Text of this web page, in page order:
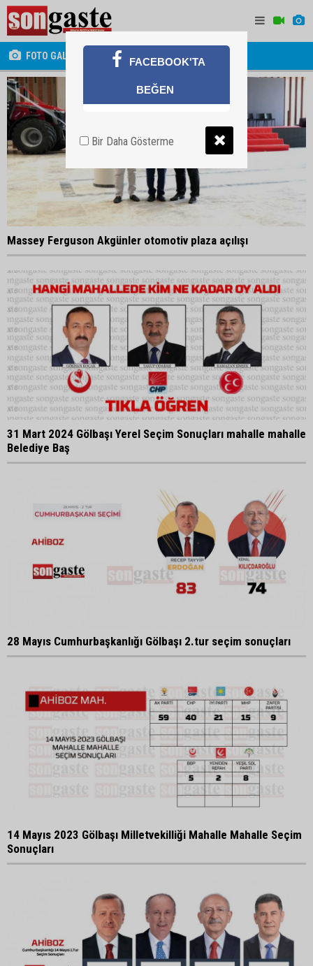
FOTO GALERİ
Massey Ferguson Akgünler otomotiv plaza açılışı
31 Mart 2024 Gölbaşı Yerel Seçim Sonuçları mahalle mahalle
Belediye Baş
28 Mayıs Cumhurbaşkanlığı Gölbaşı 2.tur seçim sonuçları
14 Mayıs 2023 Gölbaşı Milletvekilliği Mahalle Mahalle Seçim
Sonuçları
FACEBOOK'TA
BEĞEN
Bir Daha Gösterme